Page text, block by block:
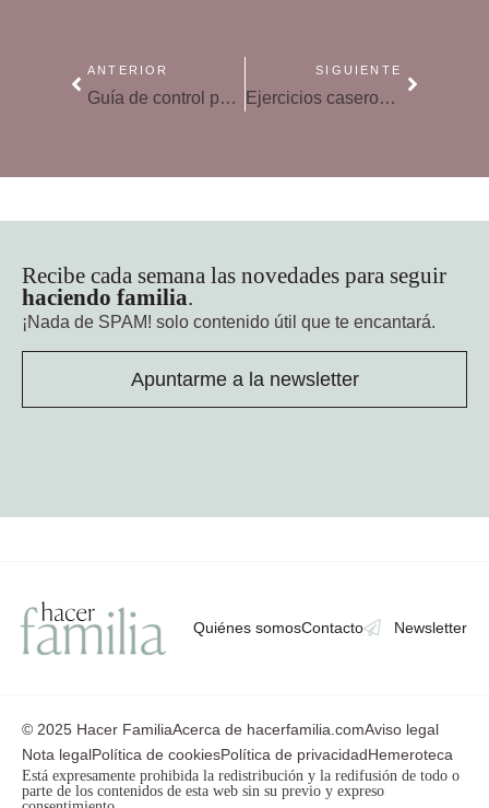
ANTERIOR
Guía de control parental, descubre los mecanismos de protección digital
SIGUIENTE
Ejercicios caseros para enseñar matemáticas a los niños
Recibe cada semana las novedades para seguir
haciendo familia.
¡Nada de SPAM! solo contenido útil que te encantará.
Apuntarme a la newsletter
Quiénes somosContacto Newsletter
© 2025 Hacer FamiliaAcerca de hacerfamilia.comAviso legal
Nota legalPolítica de cookiesPolítica de privacidadHemeroteca
Está expresamente prohibida la redistribución y la redifusión de todo o
parte de los contenidos de esta web sin su previo y expreso